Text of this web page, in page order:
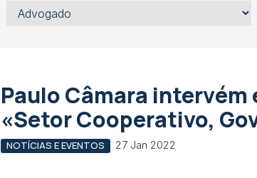
Serviços
Advogado
Paulo Câmara
«Setor Cooperativo,
NOTÍCIAS E EVENTOS 27 Jan 2022